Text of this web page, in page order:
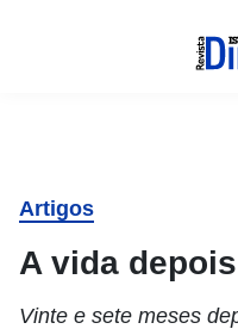
Artigos
A vida
Vinte e sete meses